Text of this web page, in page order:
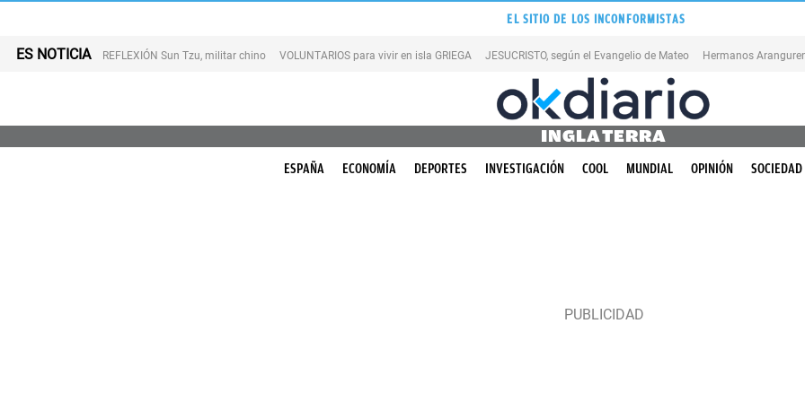
EL SITIO DE LOS INCONFORMISTAS
ES NOTICIA REFLEXIÓN Sun Tzu, militar chino VOLUNTARIOS para vivir en isla GRIEGA JESUCRISTO, según el Evangelio de Mateo Hermanos Aranguren
INGLATERRA
ESPAÑA ECONOMÍA DEPORTES INVESTIGACIÓN COOL MUNDIAL OPINIÓN SOCIEDAD